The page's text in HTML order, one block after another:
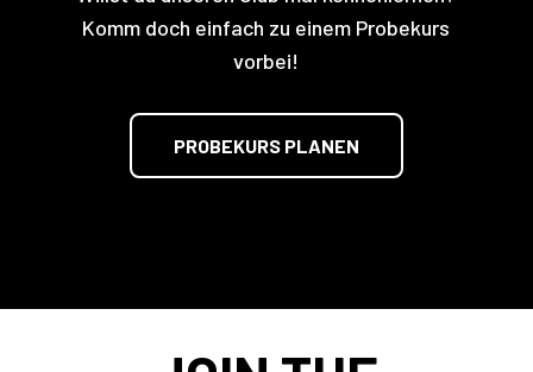
Komm doch einfach zu einem Probekurs
vorbei!
PROBEKURS PLANEN